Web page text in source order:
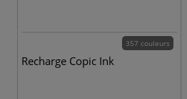
357 couleurs
Recharge Copic Ink